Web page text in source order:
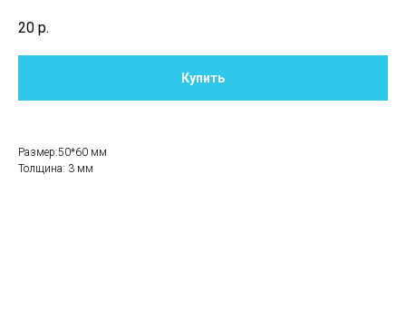
20 р.
Купить
Размер:50*60 мм
Толщина: 3 мм